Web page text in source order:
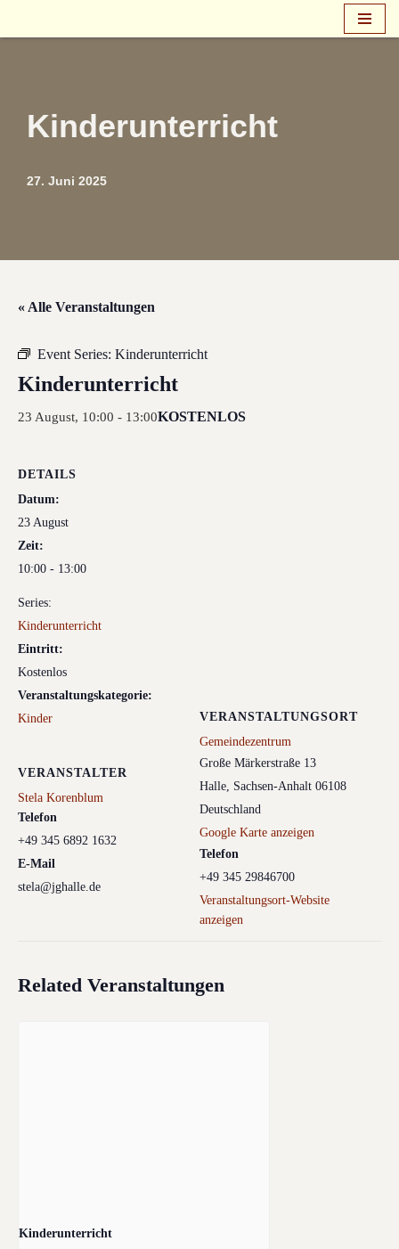
Kinderunterricht
27. Juni 2025
« Alle Veranstaltungen
Event Series: Kinderunterricht
Kinderunterricht
23 August, 10:00 - 13:00KOSTENLOS
DETAILS
Datum:
23 August
Zeit:
10:00 - 13:00
Series:
Kinderunterricht
Eintritt:
Kostenlos
Veranstaltungskategorie:
Kinder
VERANSTALTER
Stela Korenblum
Telefon
+49 345 6892 1632
E-Mail
stela@jghalle.de
VERANSTALTUNGSORT
Gemeindezentrum
Große Märkerstraße 13
Halle, Sachsen-Anhalt 06108
Deutschland
Google Karte anzeigen
Telefon
+49 345 29846700
Veranstaltungsort-Website
anzeigen
Related Veranstaltungen
Kinderunterricht